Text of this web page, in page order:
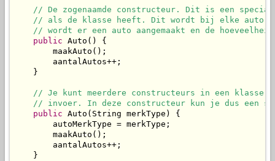
// De zogenaamde constructeur. Dit is een
// als de klasse heeft. Dit wordt bij elke auto
// wordt er een auto aangemaakt en de
public Auto() {
        maakAuto();
        aantalAutos++;
    }
// Je kunt meerdere constructeurs in een klasse
// invoer. In deze constructeur kun je dus een
public Auto(String merkType) {
        autoMerkType = merkType;
        maakAuto();
        aantalAutos++;
    }